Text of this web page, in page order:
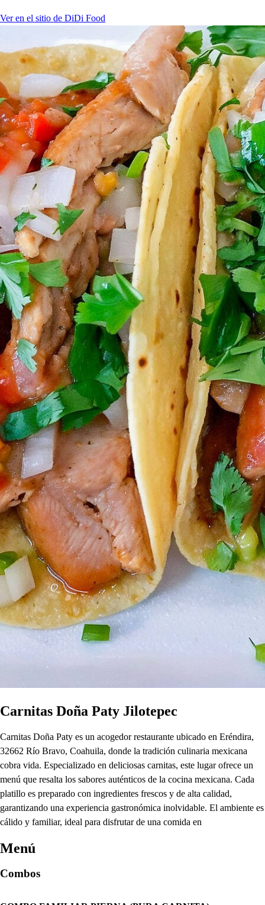
Ver en el sitio de DiDi Food
Carnitas Doña Paty Jilotepec
Carnitas Doña Paty es un acogedor restaurante ubicado en Eréndira,
32662 Río Bravo, Coahuila, donde la tradición culinaria mexicana
cobra vida. Especializado en deliciosas carnitas, este lugar ofrece un
menú que resalta los sabores auténticos de la cocina mexicana. Cada
platillo es preparado con ingredientes frescos y de alta calidad,
garantizando una experiencia gastronómica inolvidable. El ambiente es
cálido y familiar, ideal para disfrutar de una comida en
Menú
Combos